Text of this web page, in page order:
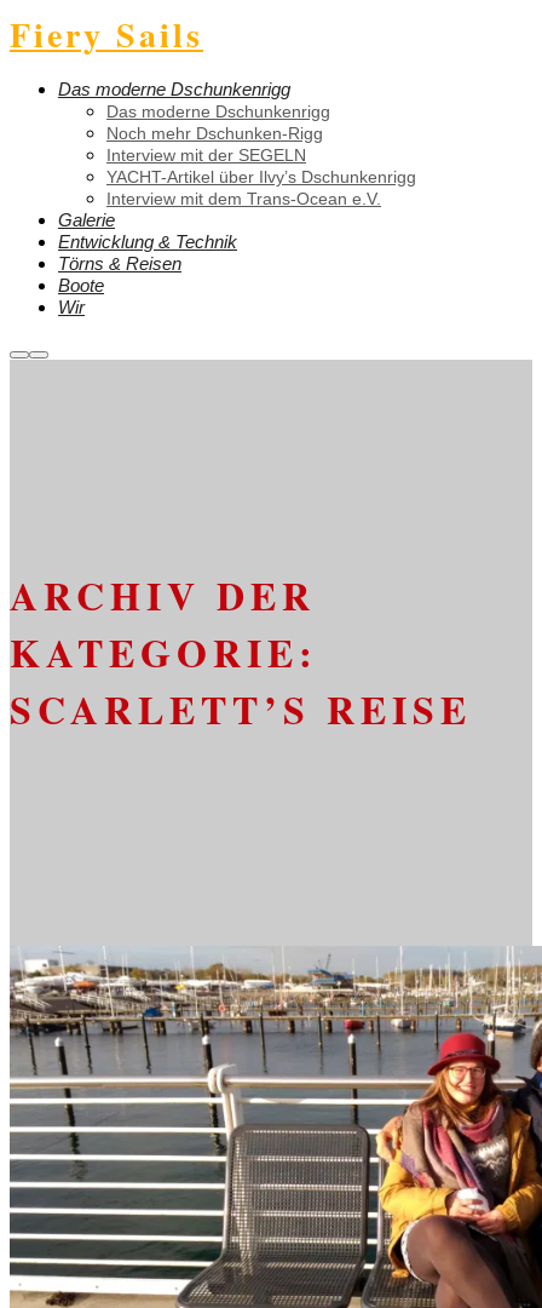
Fiery Sails
Das moderne Dschunkenrigg
Das moderne Dschunkenrigg
Noch mehr Dschunken-Rigg
Interview mit der SEGELN
YACHT-Artikel über Ilvy’s Dschunkenrigg
Interview mit dem Trans-Ocean e.V.
Galerie
Entwicklung & Technik
Törns & Reisen
Boote
Wir
Weitere
Hauptmenü
ARCHIV DER
KATEGORIE:
SCARLETT’S REISE